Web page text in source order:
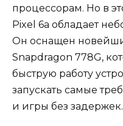
процессорам. Но в
Pixel 6a обладает
Он оснащен
Snapdragon 778G,
быструю работу
запускать самые
и игры без задержек.